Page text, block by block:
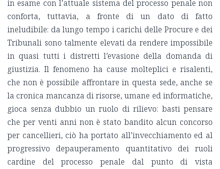
in esame con l’attuale sistema del processo penale non
conforta, tuttavia, a fronte di un dato di fatto
ineludibile: da lungo tempo i carichi delle Procure e dei
Tribunali sono talmente elevati da rendere impossibile
in quasi tutti i distretti l’evasione della domanda di
giustizia. Il fenomeno ha cause molteplici e risalenti,
che non è possibile affrontare in questa sede, anche se
la cronica mancanza di risorse, umane ed informatiche,
gioca senza dubbio un ruolo di rilievo: basti pensare
che per venti anni non è stato bandito alcun concorso
per cancellieri, ciò ha portato all’invecchiamento ed al
progressivo depauperamento quantitativo dei ruoli
cardine del processo penale dal punto di vista